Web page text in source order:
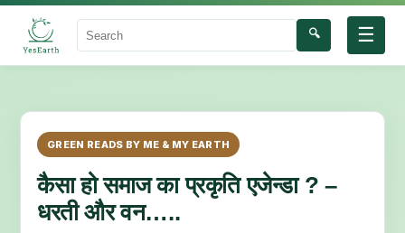
☰
Search
🔍
GREEN READS BY ME & MY EARTH
कैसा हो समाज का प्रकृति एजेन्डा ? –
धरती और वन…..